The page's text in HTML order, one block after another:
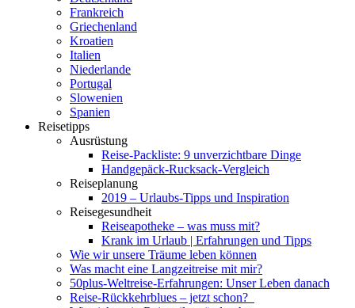
Frankreich
Griechenland
Kroatien
Italien
Niederlande
Portugal
Slowenien
Spanien
Reisetipps
Ausrüstung
Reise-Packliste: 9 unverzichtbare Dinge
Handgepäck-Rucksack-Vergleich
Reiseplanung
2019 – Urlaubs-Tipps und Inspiration
Reisegesundheit
Reiseapotheke – was muss mit?
Krank im Urlaub | Erfahrungen und Tipps
Wie wir unsere Träume leben können
Was macht eine Langzeitreise mit mir?
50plus-Weltreise-Erfahrungen: Unser Leben danach
Reise-Rückkehrblues – jetzt schon?